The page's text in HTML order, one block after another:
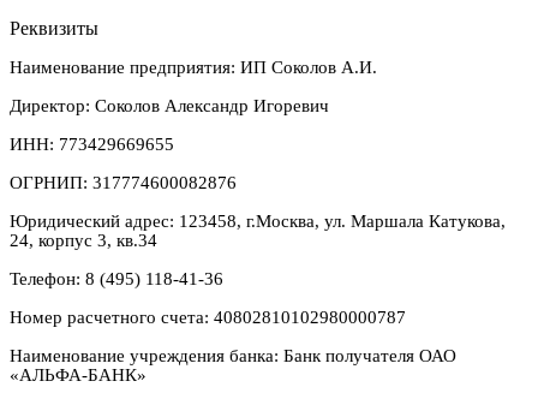
Реквизиты
Наименование предприятия: ИП Соколов А.И.
Директор: Соколов Александр Игоревич
ИНН: 773429669655
ОГРНИП: 317774600082876
Юридический адрес: 123458, г.Москва, ул. Маршала Катукова,
24, корпус 3, кв.34
Телефон: 8 (495) 118-41-36
Номер расчетного счета: 40802810102980000787
Наименование учреждения банка: Банк получателя ОАО
«АЛЬФА-БАНК»